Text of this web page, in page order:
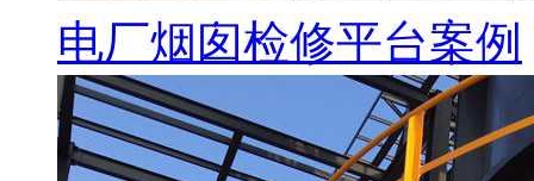
电厂烟囱检修平台案例